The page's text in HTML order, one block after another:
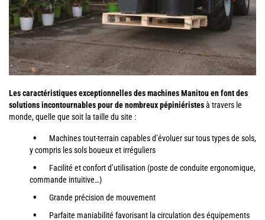
Les caractéristiques exceptionnelles des machines Manitou en font des
solutions incontournables pour de nombreux pépiniéristesà travers le
monde, quelle que soit la taille du site :
Machines tout-terrain capables d’évoluer sur tous types de sols,
y compris les sols boueux et irréguliers
Facilité et confort d’utilisation (poste de conduite ergonomique,
commande intuitive…)
Grande précision de mouvement
Parfaite maniabilité favorisant la circulation des équipements